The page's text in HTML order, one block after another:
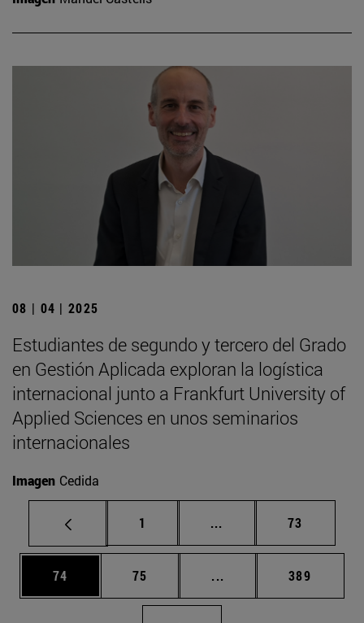
08 | 04 | 2025
Estudiantes de segundo y tercero del Grado
en Gestión Aplicada exploran la logística
internacional junto a Frankfurt University of
Applied Sciences en unos seminarios
internacionales
Imagen Cedida
Página
1 ... Páginas intermedias
Página
73
Página
74 Página
75 ... Páginas intermedias
Página
389